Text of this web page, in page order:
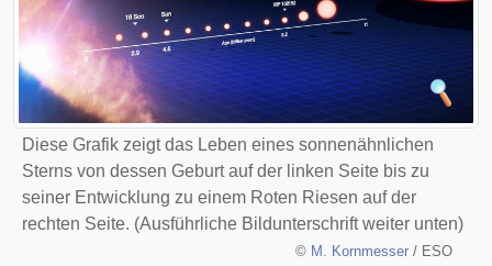
Diese Grafik zeigt das Leben eines sonnenähnlichen
Sterns von dessen Geburt auf der linken Seite bis zu
seiner Entwicklung zu einem Roten Riesen auf der
rechten Seite. (Ausführliche Bildunterschrift weiter unten)
© M. Kornmesser / ESO